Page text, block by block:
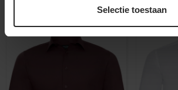
Selectie toestaan